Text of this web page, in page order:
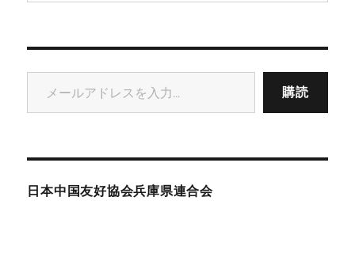
メールアドレスを入力...
購読
日本中国友好協会兵庫県連合会